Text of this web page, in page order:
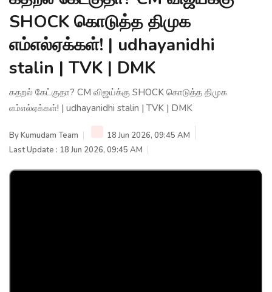
SHOCK கொடுத்த திமுக
எம்எல்ஏக்கள்! | udhayanidhi
stalin | TVK | DMK
கதறல் கேட்குதா? CM விஜய்க்கு SHOCK கொடுத்த திமுக
எம்எல்ஏக்கள்! | udhayanidhi stalin | TVK | DMK
ByKumudam Team
18 Jun 2026, 09:45 AM
Last Update : 18 Jun 2026, 09:45 AM